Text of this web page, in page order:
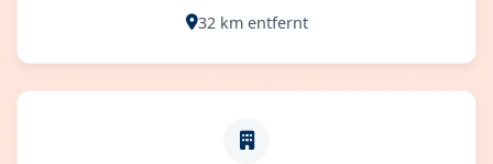
32 km entfernt